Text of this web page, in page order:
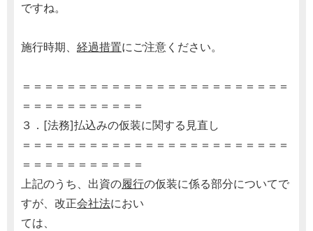
ですね。
施行時期、 経過措置にご注意ください。
＝＝＝＝＝＝＝＝＝＝＝＝＝＝＝＝＝＝＝＝＝＝＝＝
＝＝＝＝＝＝＝＝＝＝＝
３．[法務]払込みの仮装に関する見直し
＝＝＝＝＝＝＝＝＝＝＝＝＝＝＝＝＝＝＝＝＝＝＝＝
＝＝＝＝＝＝＝＝＝＝＝
上記のうち、出資の履行の仮装に係る部分についてで
すが、改正会社法におい
ては、